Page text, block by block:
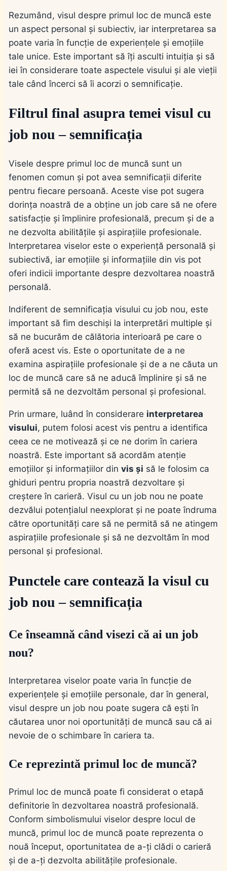
Rezumând, visul despre primul loc de muncă este
un aspect personal și subiectiv, iar interpretarea sa
poate varia în funcție de experiențele și emoțiile
tale unice. Este important să îți asculti intuiția și să
iei în considerare toate aspectele visului și ale vieții
tale când încerci să îi acorzi o semnificație.
Filtrul final asupra temei visul cu
job nou – semnificația
Visele despre primul loc de muncă sunt un
fenomen comun și pot avea semnificații diferite
pentru fiecare persoană. Aceste vise pot sugera
dorința noastră de a obține un job care să ne ofere
satisfacție și împlinire profesională, precum și de a
ne dezvolta abilitățile și aspirațiile profesionale.
Interpretarea viselor este o experiență personală și
subiectivă, iar emoțiile și informațiile din vis pot
oferi indicii importante despre dezvoltarea noastră
personală.
Indiferent de semnificația visului cu job nou, este
important să fim deschiși la interpretări multiple și
să ne bucurăm de călătoria interioară pe care o
oferă acest vis. Este o oportunitate de a ne
examina aspirațiile profesionale și de a ne căuta un
loc de muncă care să ne aducă împlinire și să ne
permită să ne dezvoltăm personal și profesional.
Prin urmare, luând în considerare interpretarea
visului, putem folosi acest vis pentru a identifica
ceea ce ne motivează și ce ne dorim în cariera
noastră. Este important să acordăm atenție
emoțiilor și informațiilor din vis și să le folosim ca
ghiduri pentru propria noastră dezvoltare și
creștere în carieră. Visul cu un job nou ne poate
dezvălui potențialul neexplorat și ne poate îndruma
către oportunități care să ne permită să ne atingem
aspirațiile profesionale și să ne dezvoltăm în mod
personal și profesional.
Punctele care contează la visul cu
job nou – semnificația
Ce înseamnă când visezi că ai un job
nou?
Interpretarea viselor poate varia în funcție de
experiențele și emoțiile personale, dar în general,
visul despre un job nou poate sugera că ești în
căutarea unor noi oportunități de muncă sau că ai
nevoie de o schimbare în cariera ta.
Ce reprezintă primul loc de muncă?
Primul loc de muncă poate fi considerat o etapă
definitorie în dezvoltarea noastră profesională.
Conform simbolismului viselor despre locul de
muncă, primul loc de muncă poate reprezenta o
nouă început, oportunitatea de a-ți clădi o carieră
și de a-ți dezvolta abilitățile profesionale.